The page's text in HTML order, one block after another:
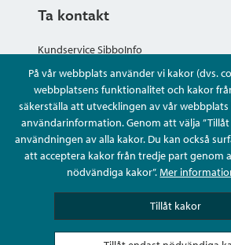
På vår webbplats använder vi kakor (dvs.
webbplatsens funktionalitet och kakor
säkerställa att utvecklingen av vår
användarinformation. Genom att välja
användningen av alla kakor. Du kan också
att acceptera kakor från tredje part genom
nödvändiga kakor”.Mer
Tillåt kakor
Ta kontakt
Kundservice SibboInfo
Ge anonym respons
Ställ en fråga eller sköta ditt ärende
Kontaktuppgifter